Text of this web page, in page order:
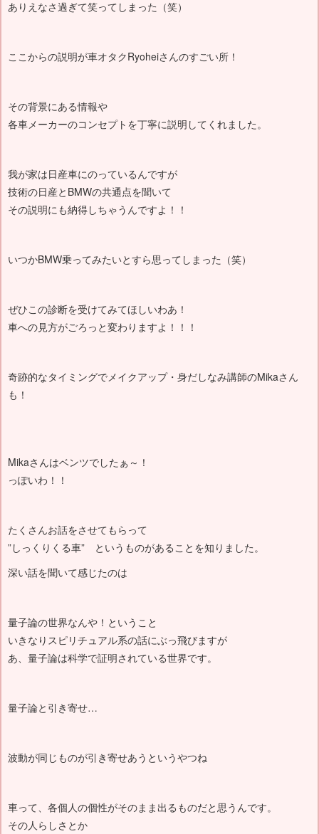
ありえなさ過ぎて笑ってしまった（笑）
ここからの説明が車オタクRyoheiさんのすごい所！
その背景にある情報や
各車メーカーのコンセプトを丁寧に説明してくれました。
我が家は日産車にのっているんですが
技術の日産とBMWの共通点を聞いて
その説明にも納得しちゃうんですよ！！
いつかBMW乗ってみたいとすら思ってしまった（笑）
ぜひこの診断を受けてみてほしいわあ！
車への見方がごろっと変わりますよ！！！
奇跡的なタイミングでメイクアップ・身だしなみ講師のMikaさん
も！
Mikaさんはベンツでしたぁ～！
っぽいわ！！
たくさんお話をさせてもらって
”しっくりくる車” というものがあることを知りました。
深い話を聞いて感じたのは
量子論の世界なんや！ということ
いきなりスピリチュアル系の話にぶっ飛びますが
あ、量子論は科学で証明されている世界です。
量子論と引き寄せ…
波動が同じものが引き寄せあうというやつね
車って、各個人の個性がそのまま出るものだと思うんです。
その人らしさとか